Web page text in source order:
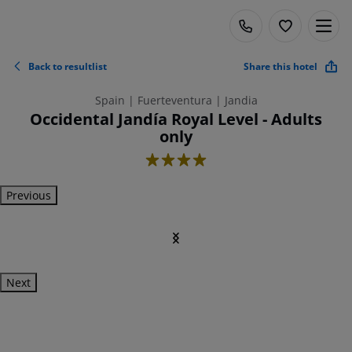
Back to resultlist Share this hotel
Spain | Fuerteventura | Jandia
Occidental Jandía Royal Level - Adults
only
4
Previous
Next